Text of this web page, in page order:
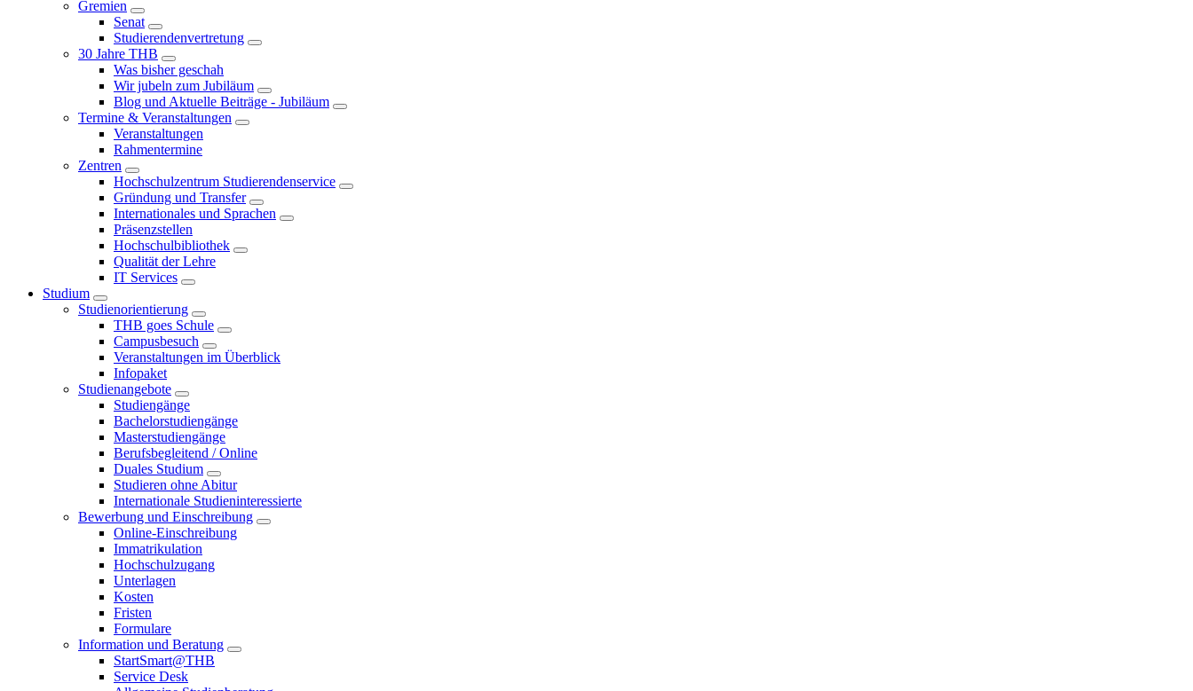
Gremien
Senat
Studierendenvertretung
30 Jahre THB
Was bisher geschah
Wir jubeln zum Jubiläum
Blog und Aktuelle Beiträge - Jubiläum
Termine & Veranstaltungen
Veranstaltungen
Rahmentermine
Zentren
Hochschulzentrum Studierendenservice
Gründung und Transfer
Internationales und Sprachen
Präsenzstellen
Hochschulbibliothek
Qualität der Lehre
IT Services
Studium
Studienorientierung
THB goes Schule
Campusbesuch
Veranstaltungen im Überblick
Infopaket
Studienangebote
Studiengänge
Bachelorstudiengänge
Masterstudiengänge
Berufsbegleitend / Online
Duales Studium
Studieren ohne Abitur
Internationale Studieninteressierte
Bewerbung und Einschreibung
Online-Einschreibung
Immatrikulation
Hochschulzugang
Unterlagen
Kosten
Fristen
Formulare
Information und Beratung
StartSmart@THB
Service Desk